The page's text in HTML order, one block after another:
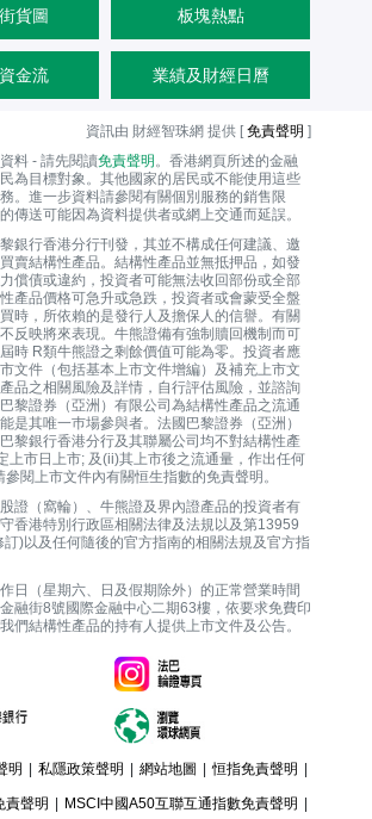
貨圖 板塊熱點
金流 業績及財經日曆
資訊由 財經智珠網 提供 [免責聲明 ]
料 - 請先閱讀免責聲明 。香港網頁所述的金融
為目標對象。其他國家的居民或不能使用這些
。進一步資料請參閱有關個別服務的銷售限
傳送可能因為資料提供者或網上交通而延誤。
銀行香港分行刊發，其並不構成任何建議、邀
賣結構性產品。結構性產品並無抵押品，如發
償債或違約，投資者可能無法收回部份或全部
產品價格可急升或急跌，投資者或會蒙受全盤
時，所依賴的是發行人及擔保人的信譽。有關
反映將來表現。牛熊證備有強制贖回機制而可
時 R類牛熊證之剩餘價值可能為零。投資者應
文件（包括基本上市文件增編）及補充上市文
品之相關風險及詳情，自行評估風險，並諮詢
黎證券（亞洲）有限公司為結構性產品之流通
是其唯一巿場參與者。法國巴黎證券（亞洲）
黎銀行香港分行及其聯屬公司均不對結構性產
上市日上市; 及(ii)其上市後之流通量，作出任何
閱上市文件內有關恒生指數的免責聲明。
證（窩輪）、牛熊證及界內證產品的投資者有
香港特別行政區相關法律及法規以及第13959
)以及任何隨後的官方指南的相關法規及官方指
日（星期六、日及假期除外）的正常營業時間
融街8號國際金融中心二期63樓，依要求免費印
們結構性產品的持有人提供上市文件及公告。
明 私隱政策聲明 網站地圖 恒指免責聲明
責聲明 MSCI中國A50互聯互通指數免責聲明